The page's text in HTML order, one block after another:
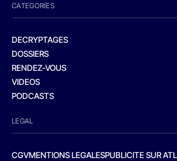
CATEGORIES
DECRYPTAGES
DOSSIERS
RENDEZ-VOUS
VIDEOS
PODCASTS
LEGAL
CGVMENTIONS LEGALESPUBLICITE SUR